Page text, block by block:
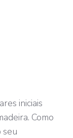
iniciais
Como
seu